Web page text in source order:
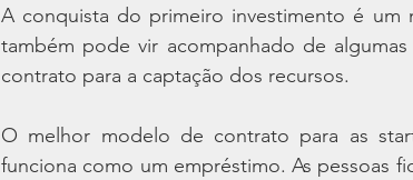
A conquista do primeiro investimento é um
também pode vir acompanhado de
contrato para a captação dos recursos.
O melhor modelo de contrato para as
funciona como um empréstimo. As pessoas